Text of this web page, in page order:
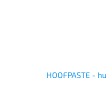
HOOFPASTE -